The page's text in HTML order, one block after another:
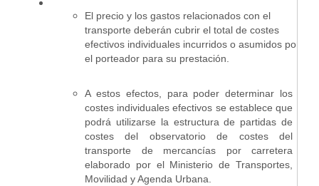
El precio y los gastos relacionados con el
transporte deberán cubrir el total de costes
efectivos individuales incurridos o asumidos por
el porteador para su prestación.
A estos efectos, para poder determinar los
costes individuales efectivos se establece que
podrá utilizarse la estructura de partidas de
costes del observatorio de costes del
transporte de mercancías por carretera
elaborado por el Ministerio de Transportes,
Movilidad y Agenda Urbana.